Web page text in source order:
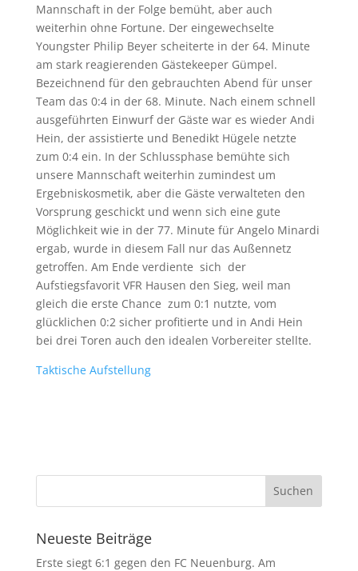
Mannschaft in der Folge bemüht, aber auch
weiterhin ohne Fortune. Der eingewechselte
Youngster Philip Beyer scheiterte in der 64. Minute
am stark reagierenden Gästekeeper Gümpel.
Bezeichnend für den gebrauchten Abend für unser
Team das 0:4 in der 68. Minute. Nach einem schnell
ausgeführten Einwurf der Gäste war es wieder Andi
Hein, der assistierte und Benedikt Hügele netzte
zum 0:4 ein. In der Schlussphase bemühte sich
unsere Mannschaft weiterhin zumindest um
Ergebniskosmetik, aber die Gäste verwalteten den
Vorsprung geschickt und wenn sich eine gute
Möglichkeit wie in der 77. Minute für Angelo Minardi
ergab, wurde in diesem Fall nur das Außennetz
getroffen. Am Ende verdiente sich der
Aufstiegsfavorit VFR Hausen den Sieg, weil man
gleich die erste Chance zum 0:1 nutzte, vom
glücklichen 0:2 sicher profitierte und in Andi Hein
bei drei Toren auch den idealen Vorbereiter stellte.
Taktische Aufstellung
Neueste Beiträge
Erste siegt 6:1 gegen den FC Neuenburg. Am